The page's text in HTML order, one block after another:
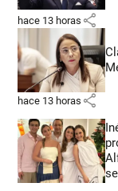
hace 13 horas share
hace 13 horas share